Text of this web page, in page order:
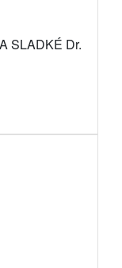
SLADKÉ Dr.